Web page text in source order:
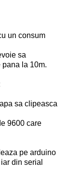
un consum
sa
pana la 10m.
sa clipeasca
9600 care
pe arduino
din serial